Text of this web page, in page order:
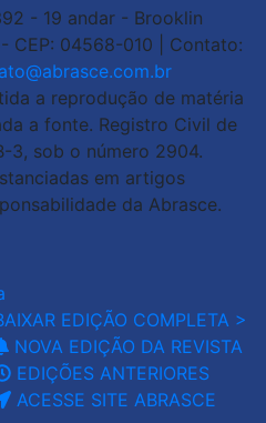
- 19 andar - Brooklin
CEP: 04568-010 | Contato:
a reprodução de matéria
a fonte. Registro Civil de
3, sob o número 2904.
em artigos
da Abrasce.
EDIÇÃO COMPLETA >
NOVA EDIÇÃO DA REVISTA
EDIÇÕES ANTERIORES
ACESSE SITE ABRASCE